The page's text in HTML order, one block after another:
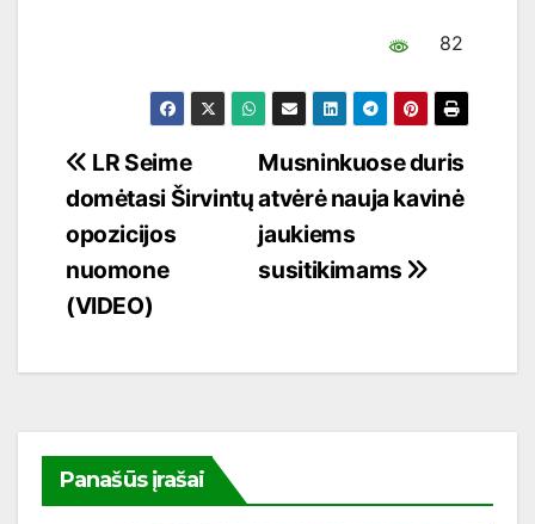
82
Navigacija
tarp
įrašų
Musninkuose duris
atvėrė nauja kavinė
jaukiems
susitikimams
LR Seime
domėtasi Širvintų
opozicijos
nuomone
(VIDEO)
Panašūs įrašai